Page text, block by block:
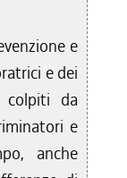
e
e dei
colpiti da
e
anche